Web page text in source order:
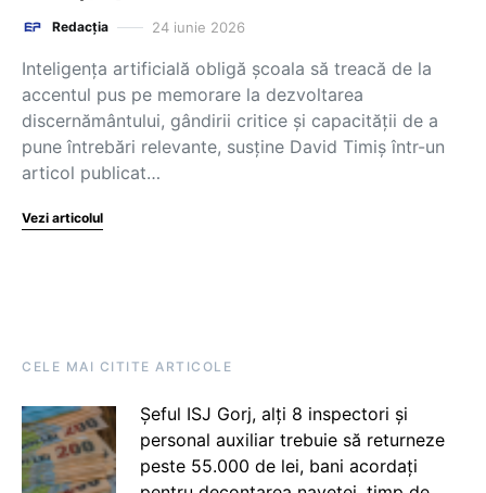
Redacția 24 iunie 2026
Inteligența artificială obligă școala să treacă de la
accentul pus pe memorare la dezvoltarea
discernământului, gândirii critice și capacității de a
pune întrebări relevante, susține David Timiș într-un
articol publicat…
Vezi articolul
CELE MAI CITITE ARTICOLE
Șeful ISJ Gorj, alți 8 inspectori și
personal auxiliar trebuie să returneze
peste 55.000 de lei, bani acordați